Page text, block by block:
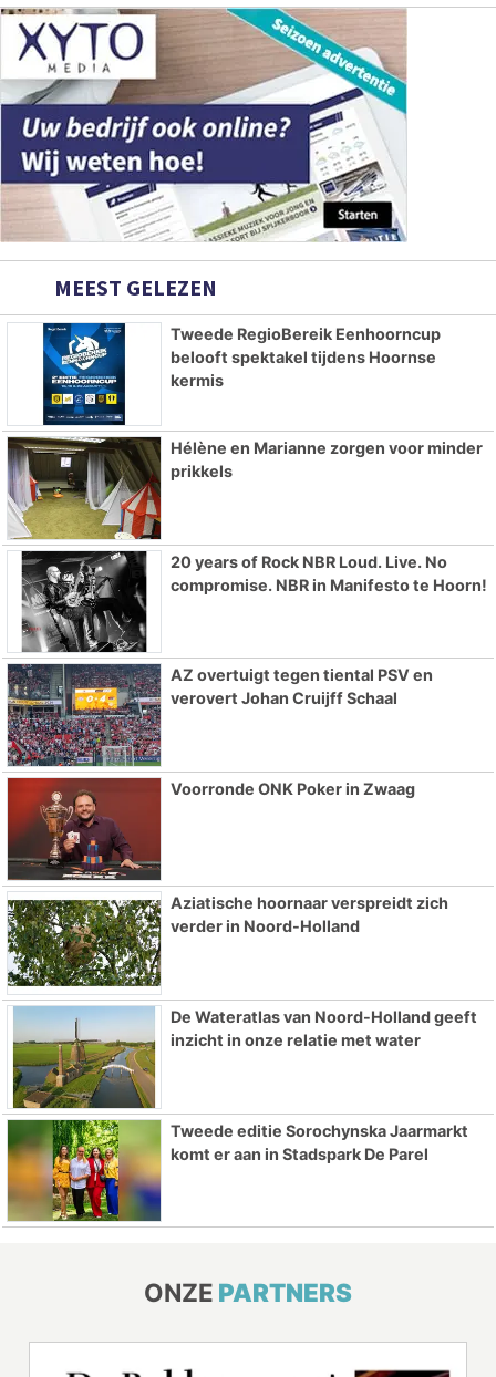
MEEST GELEZEN
Tweede RegioBereik Eenhoorncup
belooft spektakel tijdens Hoornse
kermis
Hélène en Marianne zorgen voor minder
prikkels
20 years of Rock NBR Loud. Live. No
compromise. NBR in Manifesto te Hoorn!
AZ overtuigt tegen tiental PSV en
verovert Johan Cruijff Schaal
Voorronde ONK Poker in Zwaag
Aziatische hoornaar verspreidt zich
verder in Noord-Holland
De Wateratlas van Noord-Holland geeft
inzicht in onze relatie met water
Tweede editie Sorochynska Jaarmarkt
komt er aan in Stadspark De Parel
ONZE PARTNERS